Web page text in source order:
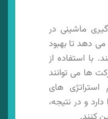
ماشینی در
می دهد تا بهبود
با استفاده از
ها می توانند
استراتژی های
دارد و در نتیجه،